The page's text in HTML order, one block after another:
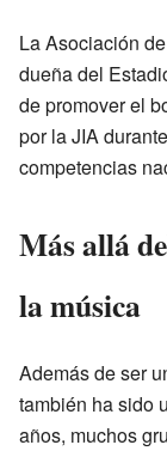
La Asociación
dueña del
de promover el
por la JIA
competencias
Más allá
la música
Además de ser
también ha sido
años, muchos